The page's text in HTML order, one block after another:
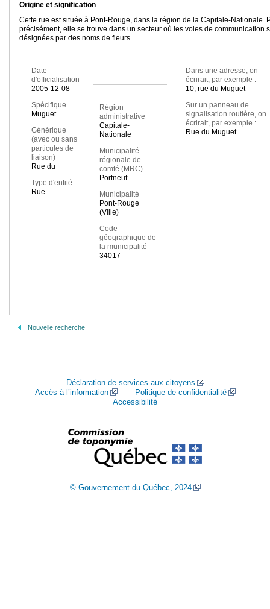
Origine et signification
Cette rue est située à Pont-Rouge, dans la région de la Capitale-Nationale.
précisément, elle se trouve dans un secteur où les voies de communication
désignées par des noms de fleurs.
Date
d'officialisation
2005-12-08
Spécifique
Muguet
Générique
(avec ou sans
particules de
liaison)
Rue du
Type d'entité
Rue
Région
administrative
Capitale-
Nationale
Municipalité
régionale de
comté (MRC)
Portneuf
Municipalité
Pont-Rouge
(Ville)
Code
géographique de
la municipalité
34017
Dans une adresse, on
écrirait, par exemple :
10, rue du Muguet
Sur un panneau de
signalisation routière, on
écrirait, par exemple :
Rue du Muguet
Nouvelle recherche
Déclaration de services aux citoyens
Accès à l’information
Politique de confidentialité
Accessibilité
© Gouvernement du Québec, 2024